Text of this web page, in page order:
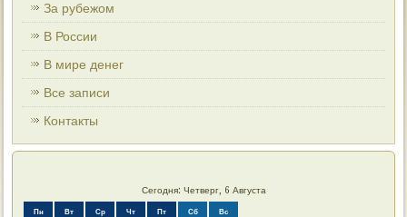
За рубежом
В России
В мире денег
Все записи
Контакты
Сегодня: Четверг, 6 Августа
Пн Вт Ср Чт Пт Сб Вс